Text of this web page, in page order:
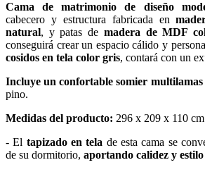
Cama de matrimonio de diseño
cabecero y estructura fabricada en
natural, y patas de madera de MDF
conseguirá crear un espacio cálido y
cosidos en tela color gris, contará con un
Incluye un confortable somier multilamas
pino.
Medidas del producto: 296 x 209 x 110
- El tapizado en tela de esta cama se
de su dormitorio, aportando calidez y estilo